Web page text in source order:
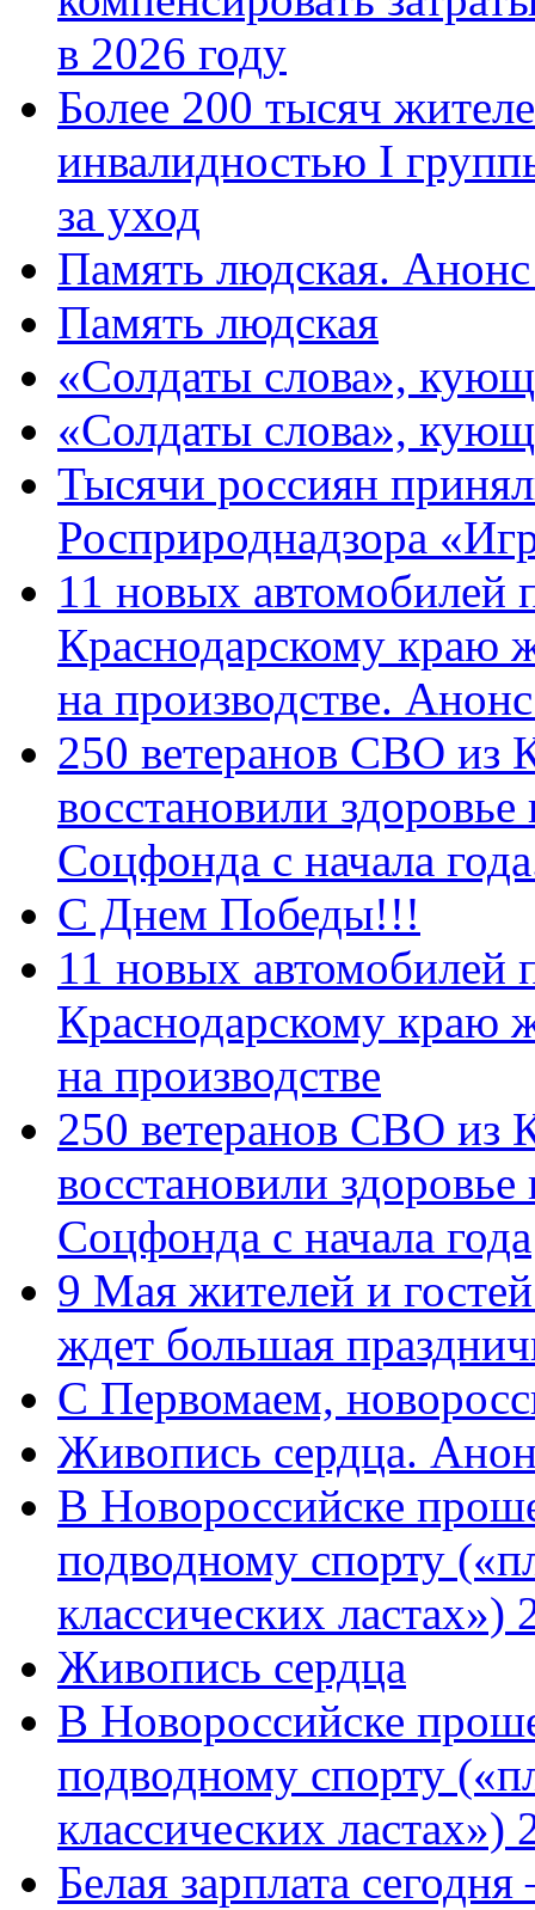
в 2026 году
Более 200 тысяч
инвалидностью I
за уход
Память людская.
Память людская
«Солдаты слова»,
«Солдаты слова»,
Тысячи россиян
Росприроднадзора
11 новых автомобилей
Краснодарскому краю
на производстве.
250 ветеранов СВО из
восстановили
Соцфонда с начала
С Днем Победы!!!
11 новых автомобилей
Краснодарскому краю
на производстве
250 ветеранов СВО из
восстановили
Соцфонда с начала года
9 Мая жителей и
ждет большая
C Первомаем,
Живопись сердца.
В Новороссийске
подводному спорту
классических
Живопись сердца
В Новороссийске
подводному спорту
классических ластах»)
Белая зарплата